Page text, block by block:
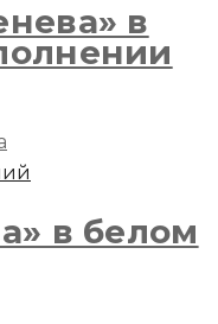
в
в белом